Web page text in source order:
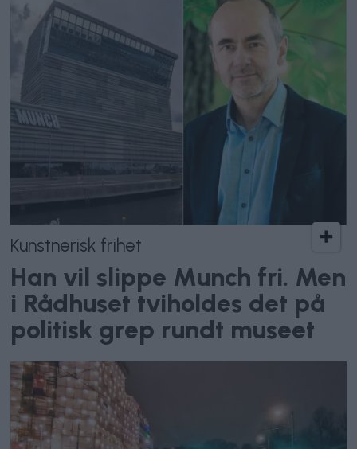
Kunstnerisk frihet
Han vil slippe Munch fri. Men
i Rådhuset tviholdes det på
politisk grep rundt museet